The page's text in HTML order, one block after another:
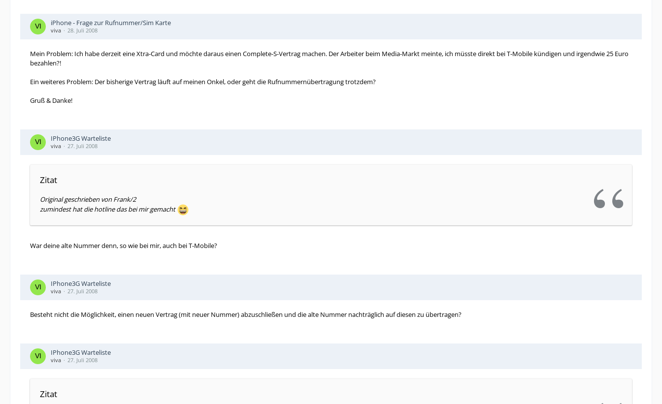
iPhone - Frage zur Rufnummer/Sim Karte
viva 28. Juli 2008
Mein Problem: Ich habe derzeit eine Xtra-Card und möchte daraus einen Complete-S-Vertrag machen. Der Arbeiter beim Media-Markt meinte, ich müsste direkt bei T-Mobile kündigen und irgendwie 25 Euro
bezahlen?!
Ein weiteres Problem: Der bisherige Vertrag läuft auf meinen Onkel, oder geht die Rufnummernübertragung trotzdem?
Gruß & Danke!
IPhone3G Warteliste
viva 27. Juli 2008
Zitat
Original geschrieben von Frank/2
zumindest hat die hotline das bei mir gemacht
War deine alte Nummer denn, so wie bei mir, auch bei T-Mobile?
IPhone3G Warteliste
viva 27. Juli 2008
Besteht nicht die Möglichkeit, einen neuen Vertrag (mit neuer Nummer) abzuschließen und die alte Nummer nachträglich auf diesen zu übertragen?
IPhone3G Warteliste
viva 27. Juli 2008
Zitat